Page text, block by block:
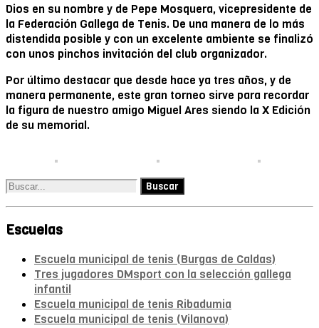
Dios en su nombre y de Pepe Mosquera, vicepresidente de
la Federación Gallega de Tenis. De una manera de lo más
distendida posible y con un excelente ambiente se finalizó
con unos pinchos invitación del club organizador.
Por último destacar que desde hace ya tres años, y de
manera permanente, este gran torneo sirve para recordar
la figura de nuestro amigo Miguel Ares siendo la X Edición
de su memorial.
Escuelas
Escuela municipal de tenis (Burgas de Caldas)
Tres jugadores DMsport con la selección gallega
infantil
Escuela municipal de tenis Ribadumia
Escuela municipal de tenis (Vilanova)